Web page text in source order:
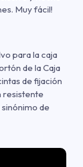
Muy fácil!
para la caja
de la Caja
de fijación
resistente
de